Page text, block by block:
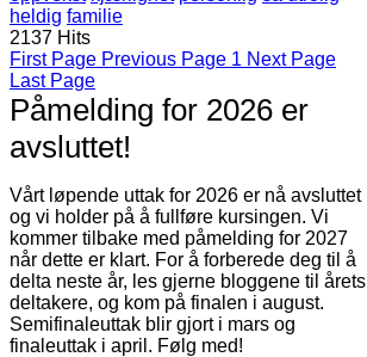
heldig familie
2137 Hits
First Page Previous Page 1 Next Page
Last Page
Påmelding for 2026 er
avsluttet!
Vårt løpende uttak for 2026 er nå avsluttet
og vi holder på å fullføre kursingen. Vi
kommer tilbake med påmelding for 2027
når dette er klart. For å forberede deg til å
delta neste år, les gjerne bloggene til årets
deltakere, og kom på finalen i august.
Semifinaleuttak blir gjort i mars og
finaleuttak i april. Følg med!